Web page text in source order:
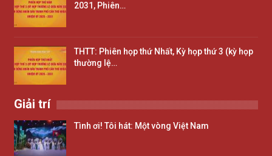
2031, Phiên…
THTT: Phiên họp thứ Nhất, Kỳ họp thứ 3 (kỳ họp
thường lệ…
Giải trí
Tình ơi! Tôi hát: Một vòng Việt Nam